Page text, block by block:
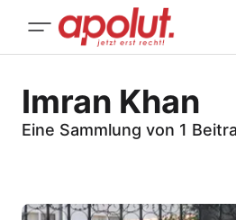
Imran Khan
Eine Sammlung von 1